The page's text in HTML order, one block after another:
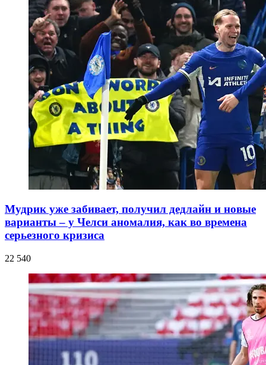
Мудрик уже забивает, получил дедлайн и новые
варианты – у Челси аномалия, как во времена
серьезного кризиса
22 540